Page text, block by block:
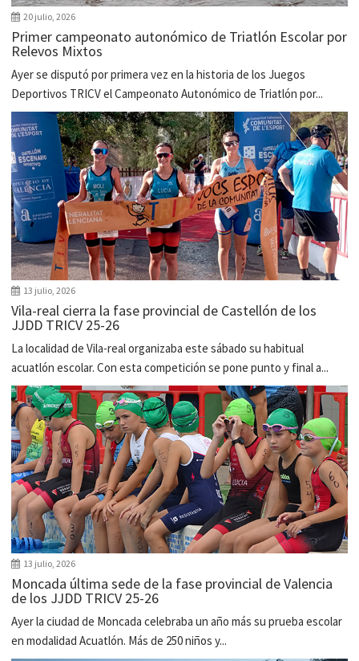
20 julio, 2026
Primer campeonato autonómico de Triatlón Escolar por
Relevos Mixtos
Ayer se disputó por primera vez en la historia de los Juegos
Deportivos TRICV el Campeonato Autonómico de Triatlón por...
13 julio, 2026
Vila-real cierra la fase provincial de Castellón de los
JJDD TRICV 25-26
La localidad de Vila-real organizaba este sábado su habitual
acuatlón escolar. Con esta competición se pone punto y final a...
13 julio, 2026
Moncada última sede de la fase provincial de Valencia
de los JJDD TRICV 25-26
Ayer la ciudad de Moncada celebraba un año más su prueba escolar
en modalidad Acuatlón. Más de 250 niños y...